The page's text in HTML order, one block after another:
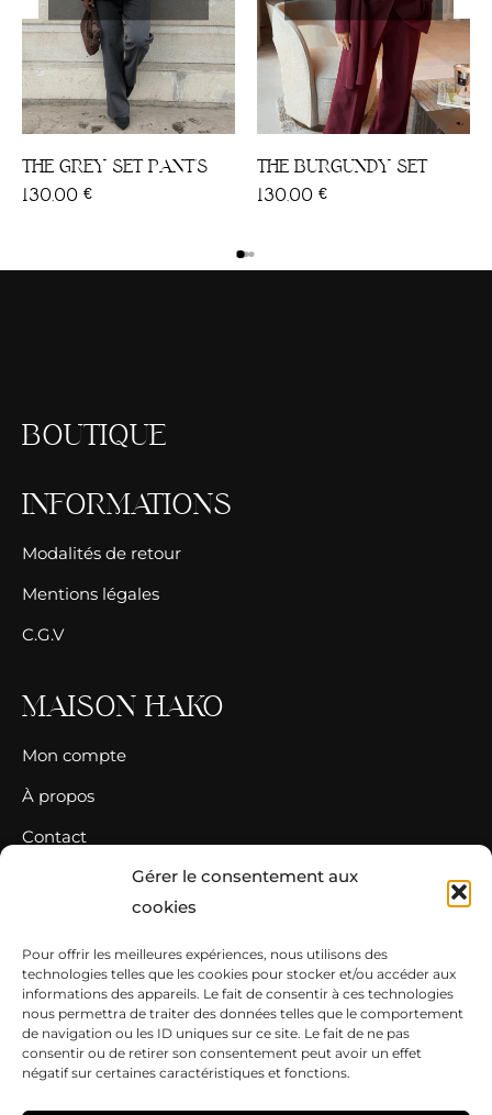
Gérer le consentement aux
cookies
Pour offrir les meilleures expériences, nous utilisons des
technologies telles que les cookies pour stocker et/ou accéder aux
informations des appareils. Le fait de consentir à ces technologies
nous permettra de traiter des données telles que le comportement
de navigation ou les ID uniques sur ce site. Le fait de ne pas
consentir ou de retirer son consentement peut avoir un effet
négatif sur certaines caractéristiques et fonctions.
XS/S M/L L/XL
THE GREY SET PANT'S
130,00 €
XS/S S/M L/XL
THE BURGUNDY SET
130,00 €
BOUTIQUE
INFORMATIONS
Modalités de retour
Mentions légales
C.G.V
MAISON HAKO
Mon compte
À propos
Contact
CONTACT
06 59 96 74 94‬
contact@maisonhako.com
maisonhako